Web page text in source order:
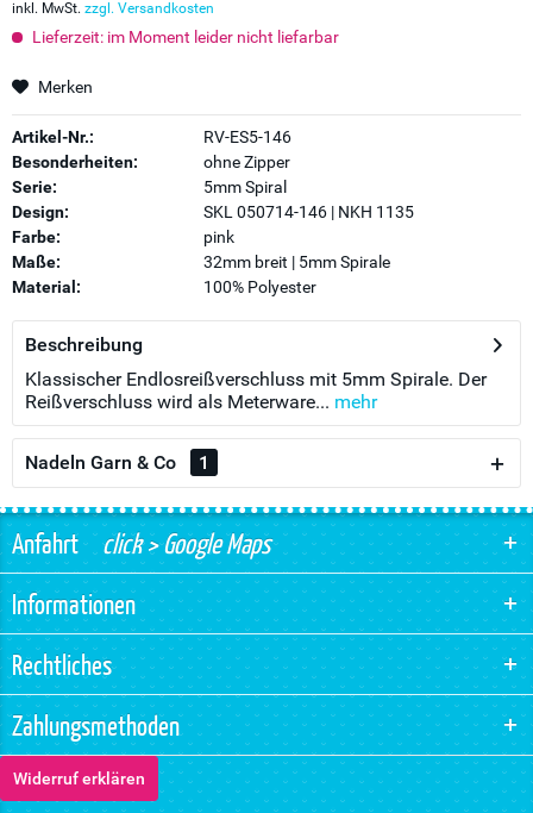
inkl. MwSt. zzgl. Versandkosten
Lieferzeit: im Moment leider nicht liefarbar
Merken
Artikel-Nr.:
RV-ES5-146
Besonderheiten:
ohne Zipper
Serie:
5mm Spiral
Design:
SKL 050714-146 | NKH 1135
Farbe:
pink
Maße:
32mm breit | 5mm Spirale
Material:
100% Polyester
Beschreibung
Klassischer Endlosreißverschluss mit 5mm Spirale. Der
Reißverschluss wird als Meterware... mehr
Nadeln Garn & Co 1
Anfahrtclick > Google Maps
Informationen
Rechtliches
Zahlungsmethoden
Widerruf erklären